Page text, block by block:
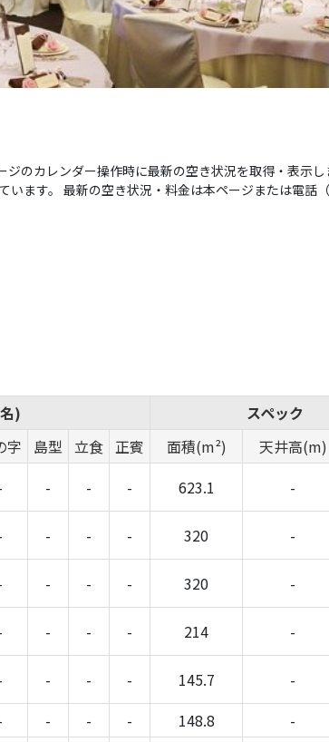
のカレンダー操作時に最新の空き状況を取得・表示
います。 最新の空き状況・料金は本ページまたは電話
) スペック
字 島型 立食 正賓 面積(m²) 天井高(m)
- - - 623.1 -
- - - 320 -
- - - 320 -
- - - 214 -
- - - 145.7 -
- - - 148.8 -